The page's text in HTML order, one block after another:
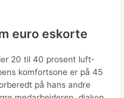
euro eskorte
20 til 40 prosent luft­
kom­fort­sone er på 45
på hans andre